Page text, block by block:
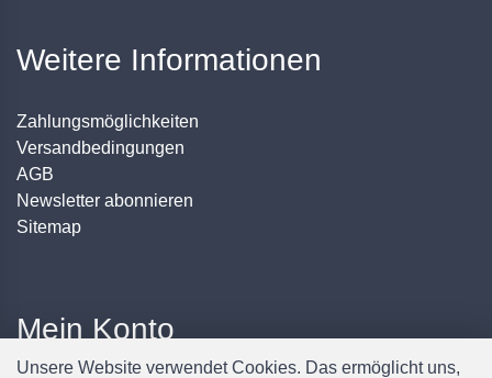
Weitere Informationen
Zahlungsmöglichkeiten
Versandbedingungen
AGB
Newsletter abonnieren
Sitemap
Mein Konto
Unsere Website verwendet Cookies. Das ermöglicht uns,